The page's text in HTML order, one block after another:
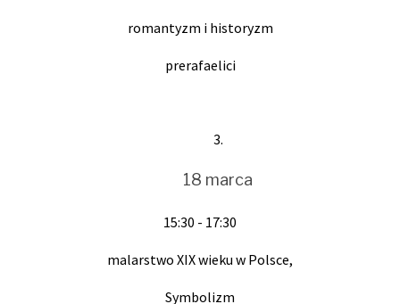
romantyzm i historyzm
prerafaelici
18 marca
15:30 - 17:30
malarstwo XIX wieku w Polsce,
Symbolizm